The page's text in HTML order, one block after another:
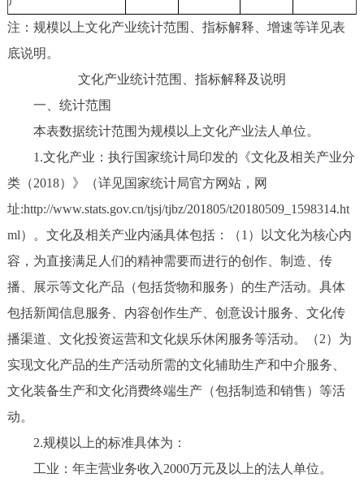
注：规模以上文化产业统计范围、指标解释、增速等详见表
底说明。
文化产业统计范围、指标解释及说明
一、统计范围
本表数据统计范围为规模以上文化产业法人单位。
1.文化产业：执行国家统计局印发的《文化及相关产业分
类（2018）》（详见国家统计局官方网站，网
址:http://www.stats.gov.cn/tjsj/tjbz/201805/t20180509_1598314.ht
ml）。文化及相关产业内涵具体包括：（1）以文化为核心内
容，为直接满足人们的精神需要而进行的创作、制造、传
播、展示等文化产品（包括货物和服务）的生产活动。具体
包括新闻信息服务、内容创作生产、创意设计服务、文化传
播渠道、文化投资运营和文化娱乐休闲服务等活动。（2）为
实现文化产品的生产活动所需的文化辅助生产和中介服务、
文化装备生产和文化消费终端生产（包括制造和销售）等活
动。
2.规模以上的标准具体为：
工业：年主营业务收入2000万元及以上的法人单位。